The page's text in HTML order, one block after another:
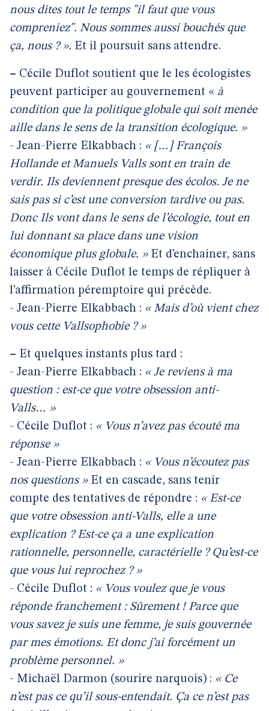
nous dites tout le temps "il faut que vous
compreniez". Nous sommes aussi bouchés que
ça, nous ? ». Et il poursuit sans attendre.
– Cécile Duflot soutient que le les écologistes
peuvent participer au gouvernement « à
condition que la politique globale qui soit menée
aille dans le sens de la transition écologique. »
- Jean-Pierre Elkabbach : « […] François
Hollande et Manuels Valls sont en train de
verdir. Ils deviennent presque des écolos. Je ne
sais pas si c’est une conversion tardive ou pas.
Donc Ils vont dans le sens de l’écologie, tout en
lui donnant sa place dans une vision
économique plus globale. » Et d’enchainer, sans
laisser à Cécile Duflot le temps de répliquer à
l’affirmation péremptoire qui précède.
- Jean-Pierre Elkabbach : « Mais d’où vient chez
vous cette Vallsophobie ? »
– Et quelques instants plus tard :
- Jean-Pierre Elkabbach : « Je reviens à ma
question : est-ce que votre obsession anti-
Valls… »
- Cécile Duflot : « Vous n’avez pas écouté ma
réponse »
- Jean-Pierre Elkabbach : « Vous n’écoutez pas
nos questions »Et en cascade, sans tenir
compte des tentatives de répondre : « Est-ce
que votre obsession anti-Valls, elle a une
explication ? Est-ce ça a une explication
rationnelle, personnelle, caractérielle ? Qu’est-ce
que vous lui reprochez ? »
- Cécile Duflot : « Vous voulez que je vous
réponde franchement : Sûrement ! Parce que
vous savez je suis une femme, je suis gouvernée
par mes émotions. Et donc j’ai forcément un
problème personnel. »
- Michaël Darmon (sourire narquois) : « Ce
n’est pas ce qu’il sous-entendait. Ça ce n’est pas